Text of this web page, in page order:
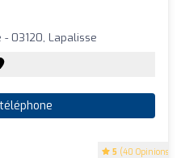
5 (40 Opinions)
03120, Lapalisse